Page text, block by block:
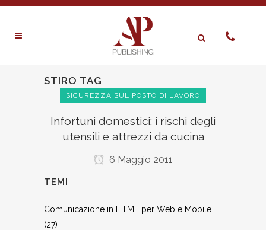
STIRO TAG
SICUREZZA SUL POSTO DI LAVORO
Infortuni domestici: i rischi degli
utensili e attrezzi da cucina
6 Maggio 2011
TEMI
Comunicazione in HTML per Web e Mobile
(27)